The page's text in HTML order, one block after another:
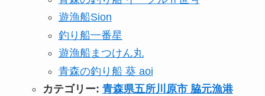
遊漁船Sion
釣り船一番星
遊漁船まつけん丸
青森の釣り船 葵 aoi
カテゴリー: 青森県五所川原市 脇元漁港